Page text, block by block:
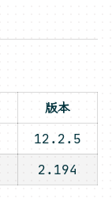
版本
12.2.5
2.194